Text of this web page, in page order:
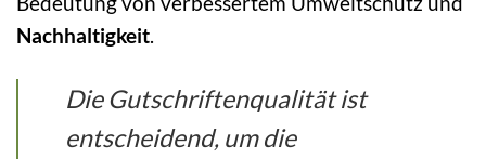
Nachhaltigkeit.
Die Gutschriftenqualität ist
entscheidend, um die